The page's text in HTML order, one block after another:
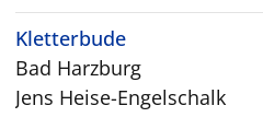
Kletterbude
Bad Harzburg
Jens Heise-Engelschalk